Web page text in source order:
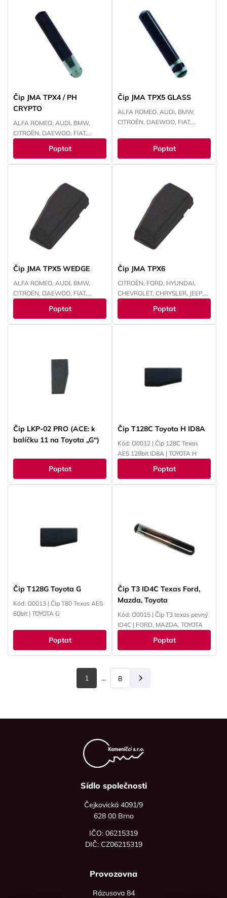
YAMAHA
Čip JMA TPX4 / PH
CRYPTO
ALFA ROMEO, AUDI, BMW,
CITROËN, DAEWOO, FIAT,
CHEVROLET, CHRYSLER, ISUZU,
IVECO, JEEP, KIA, LANCIA, LAND
OPEL, PEUGEOT, RENAULT,
SMART, SUZUKI, TOYOTA,
VOKSWAGEN
Poptat
Čip JMA TPX5 GLASS
ALFA ROMEO, AUDI, BMW,
CITROËN, DAEWOO, FIAT,
CHEVROLET, CHRYSLER, ISUZU,
IVECO, JEEP, KAWASAKI, KIA,
LANCIA, LAND ROVER, LEXUS,
OPEL, PEUGEOT, RENAULT,
SMART, SUBARU, SUZUKI,
TOYOTA, VOKSWAGEN,
Poptat
Čip JMA TPX5 WEDGE
ALFA ROMEO, AUDI, BMW,
CITROËN, DAEWOO, FIAT,
CHEVROLET, CHRYSLER, ISUZU,
IVECO, JEEP, KAWASAKI, KIA,
SMART, SUBARU, SUZUKI,
TOYOTA, VOKSWAGEN,
Poptat
Čip JMA TPX6
CITROËN, FORD, HYUNDAI,
CHEVROLET, CHRYSLER, JEEP,
MITSUBISHI, NISSAN, PEUGEOT,
RENAULT, SUBARU, SUZUKI,
Poptat
Čip LKP-02 PRO (ACE: k
balíčku 11 na Toyota „G“)
Poptat
Čip T128C Toyota H ID8A
Kód: O0012 | Čip 128C Texas
AES 128bit ID8A | TOYOTA H
Poptat
Čip T128G Toyota G
Kód: O0013 | Čip T80 Texas AES
80bit | TOYOTA G
Poptat
Čip T3 ID4C Texas Ford,
Mazda, Toyota
Kód: O0015 | Čip T3 texas pevný
ID4C | FORD, MAZDA, TOYOTA
Poptat
1 ... 8
Sídlo společnosti
Čejkovická 4091/9
628 00 Brno
IČO: 06215319
DIČ: CZ06215319
Provozovna
Rázusova 84